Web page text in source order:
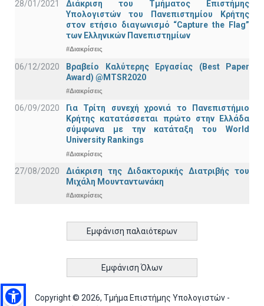
28/01/2021
Διάκριση του Τμήματος Επιστήμης
Υπολογιστών του Πανεπιστημίου Κρήτης
στον ετήσιο διαγωνισμό “Capture the Flag”
των Ελληνικών Πανεπιστημίων
#Διακρίσεις
06/12/2020
Βραβείο Καλύτερης Εργασίας (Best Paper
Award) @MTSR2020
#Διακρίσεις
06/09/2020
Για Τρίτη συνεχή χρονιά το Πανεπιστήμιο
Κρήτης κατατάσσεται πρώτο στην Ελλάδα
σύμφωνα με την κατάταξη του World
University Rankings
#Διακρίσεις
27/08/2020
Διάκριση της Διδακτορικής Διατριβής του
Μιχάλη Μουνταντωνάκη
#Διακρίσεις
Εμφάνιση παλαιότερων
Εμφάνιση Όλων
Copyright © 2026, Τμήμα Επιστήμης Υπολογιστών -